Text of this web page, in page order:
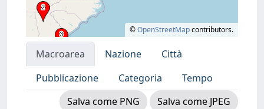
©OpenStreetMapcontributors.
Macroarea Nazione
Città
Pubblicazione
Categoria
Tempo
Salva come PNG
Salva come JPEG